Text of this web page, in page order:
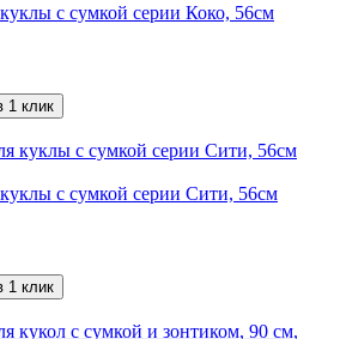
с сумкой серии Коко, 56см
1 клик
с сумкой серии Сити, 56см
1 клик